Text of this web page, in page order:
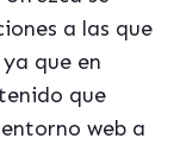
a las que
que en
que
web a